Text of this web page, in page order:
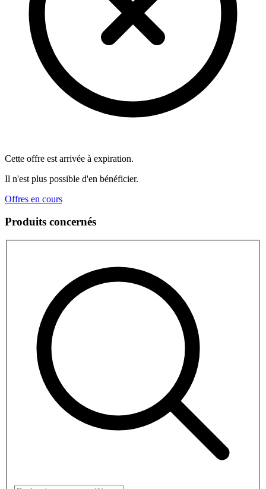
Cette offre est arrivée à expiration.
Il n'est plus possible d'en bénéficier.
Offres en cours
Produits concernés